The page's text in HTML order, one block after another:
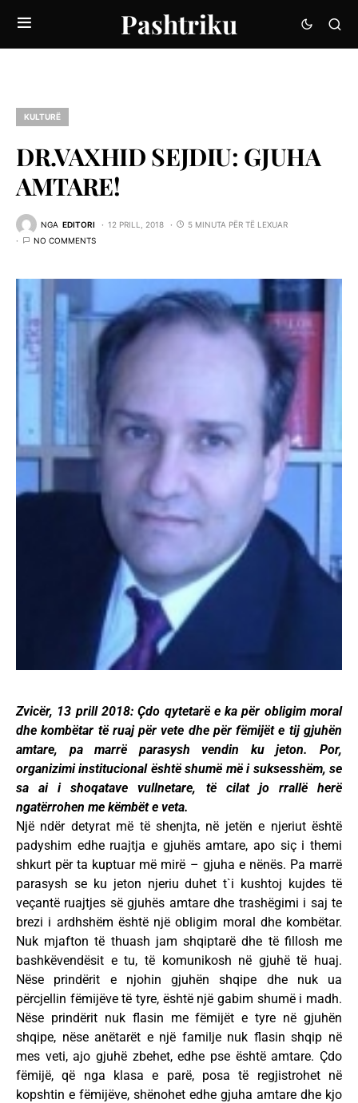
Pashtriku
KULTURË
DR.VAXHID SEJDIU: GJUHA
AMTARE!
NGA EDITORI 12 PRILL, 2018
5 MINUTA PËR TË LEXUAR
NO COMMENTS
Zvicër, 13 prill 2018: Çdo qytetarë e ka për obligim moral
dhe kombëtar të ruaj për vete dhe për fëmijët e tij gjuhën
amtare, pa marrë parasysh vendin ku jeton. Por,
organizimi institucional është shumë më i suksesshëm, se
sa ai i shoqatave vullnetare, të cilat jo rrallë herë
ngatërrohen me këmbët e veta.
Një ndër detyrat më të shenjta, në jetën e njeriut është
padyshim edhe ruajtja e gjuhës amtare, apo siç i themi
shkurt për ta kuptuar më mirë – gjuha e nënës. Pa marrë
parasysh se ku jeton njeriu duhet t`i kushtoj kujdes të
veçantë ruajtjes së gjuhës amtare dhe trashëgimi i saj te
brezi i ardhshëm është një obligim moral dhe kombëtar.
Nuk mjafton të thuash jam shqiptarë dhe të fillosh me
bashkëvendësit e tu, të komunikosh në gjuhë të huaj.
Nëse prindërit e njohin gjuhën shqipe dhe nuk ua
përcjellin fëmijëve të tyre, është një gabim shumë i madh.
Nëse prindërit nuk flasin me fëmijët e tyre në gjuhën
shqipe, nëse anëtarët e një familje nuk flasin shqip në
mes veti, ajo gjuhë zbehet, edhe pse është amtare. Çdo
fëmijë, që nga klasa e parë, posa të regjistrohet në
kopshtin e fëmijëve, shënohet edhe gjuha amtare dhe kjo